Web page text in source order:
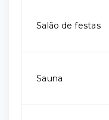
Salão de festas
Sauna